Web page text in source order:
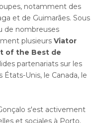
notamment des
et de Guimarães. Sous
de nombreuses
plusieurs Viator
of the Best de
partenariats sur les
Unis, le Canada, le
s'est activement
et sociales à Porto.